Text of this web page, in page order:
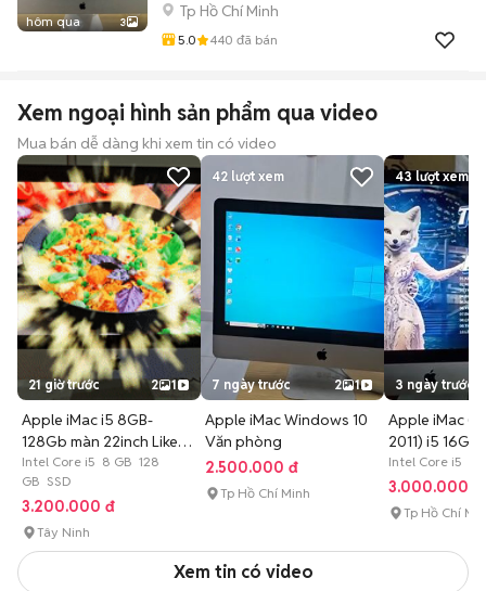
hôm qua 3
Tp Hồ Chí Minh
5.0 440 đã bán
Xem ngoại hình sản phẩm qua video
Mua bán dễ dàng khi xem tin có video
21 giờ trước 2 1
Apple iMac i5 8GB-
128Gb màn 22inch Like
New
Intel Core i5 8 GB 128
GB SSD
3.200.000 đ
Tây Ninh
42 lượt xem
7 ngày trước 2 1
Apple iMac Windows 10
Văn phòng
2.500.000 đ
Tp Hồ Chí Minh
43lượt xem
3 ngày trước
Apple iMac
2011) i5
Intel Core i5 16
3.000.000 đ
Tp Hồ Chí
Xem tin có video